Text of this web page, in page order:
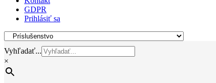
GDPR
Prihlásiť sa
Vyhľadať...
×